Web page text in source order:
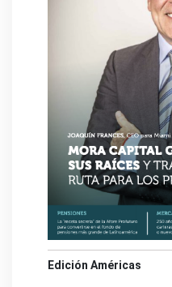
Edición Américas